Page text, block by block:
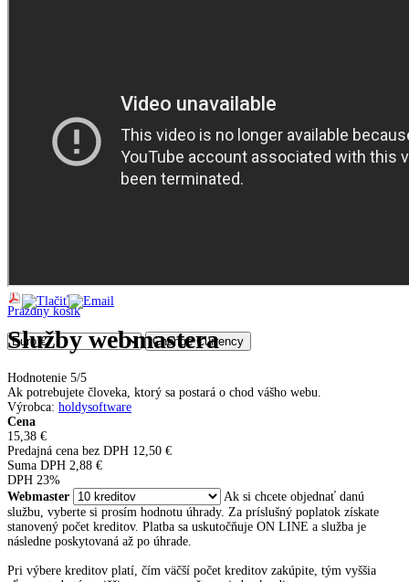
HOLDYSOFTWARE
Referencie
Všeobecné obchodné podmienky
Kto sme
Podmienky používania
Prázdny košík
Služby webmastera
Hodnotenie 5/5
Ak potrebujete človeka, ktorý sa postará o chod vášho webu.
Výrobca: holdysoftware
Cena
15,38 €
Predajná cena bez DPH 12,50 €
Suma DPH 2,88 €
DPH 23%
Webmaster
Ak si chcete objednať danú
službu, vyberte si prosím hodnotu úhrady. Za príslušný poplatok získate
stanovený počet kreditov. Platba sa uskutočňuje ON LINE a služba je
následne poskytovaná až po úhrade.
Pri výbere kreditov platí, čím väčší počet kreditov zakúpite, tým vyššia